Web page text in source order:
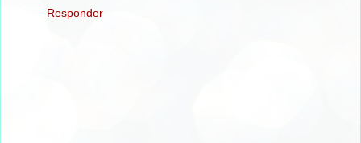
Responder